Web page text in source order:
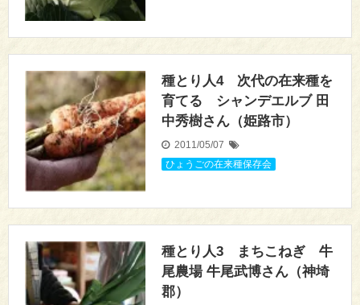
種とり人4 次代の在来種を
育てる シャンデエルブ 田
中秀樹さん（姫路市）
2011/05/07
ひょうごの在来種保存会
種とり人3 まちこねぎ 牛
尾農場 牛尾武博さん（神埼
郡）